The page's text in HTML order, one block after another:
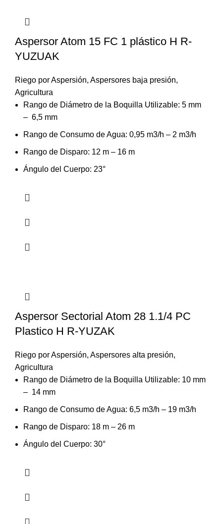
Aspersor Atom 15 FC 1 plástico H R-
YUZUAK
Riego por Aspersión, Aspersores baja presión,
Agricultura
Rango de Diámetro de la Boquilla Utilizable: 5 mm
– 6,5 mm
Rango de Consumo de Agua: 0,95 m3/h – 2 m3/h
Rango de Disparo: 12 m – 16 m
Ángulo del Cuerpo: 23°
Aspersor Sectorial Atom 28 1.1/4 PC
Plastico H R-YUZAK
Riego por Aspersión, Aspersores alta presión,
Agricultura
Rango de Diámetro de la Boquilla Utilizable: 10 mm
– 14 mm
Rango de Consumo de Agua: 6,5 m3/h – 19 m3/h
Rango de Disparo: 18 m – 26 m
Ángulo del Cuerpo: 30°